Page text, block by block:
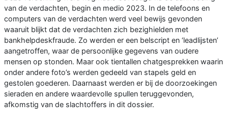
van de verdachten, begin en medio 2023. In de telefoons en
computers van de verdachten werd veel bewijs gevonden
waaruit blijkt dat de verdachten zich bezighielden met
bankhelpdeskfraude. Zo werden er een belscript en ‘leadlijsten’
aangetroffen, waar de persoonlijke gegevens van oudere
mensen op stonden. Maar ook tientallen chatgesprekken waarin
onder andere foto’s werden gedeeld van stapels geld en
gestolen goederen. Daarnaast werden er bij de doorzoekingen
sieraden en andere waardevolle spullen teruggevonden,
afkomstig van de slachtoffers in dit dossier.